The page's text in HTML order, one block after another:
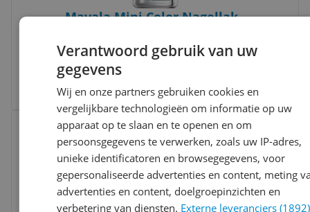
Mavala Mini Color Nagellak -
v.a. € 5,80
Ga naar goedkoopste
Vergelijken Laagste prijs ooit
Bekijk product
Verantwoord gebruik van uw
gegevens
Wij en onze partners gebruiken cookies en
vergelijkbare technologieën om informatie op uw
apparaat op te slaan en te openen en om
persoonsgegevens te verwerken, zoals uw IP-adres,
unieke identificatoren en browsegegevens, voor
gepersonaliseerde advertenties en content, meting
advertenties en content, doelgroepinzichten en
verbetering van diensten. Externe leveranciers (1892)